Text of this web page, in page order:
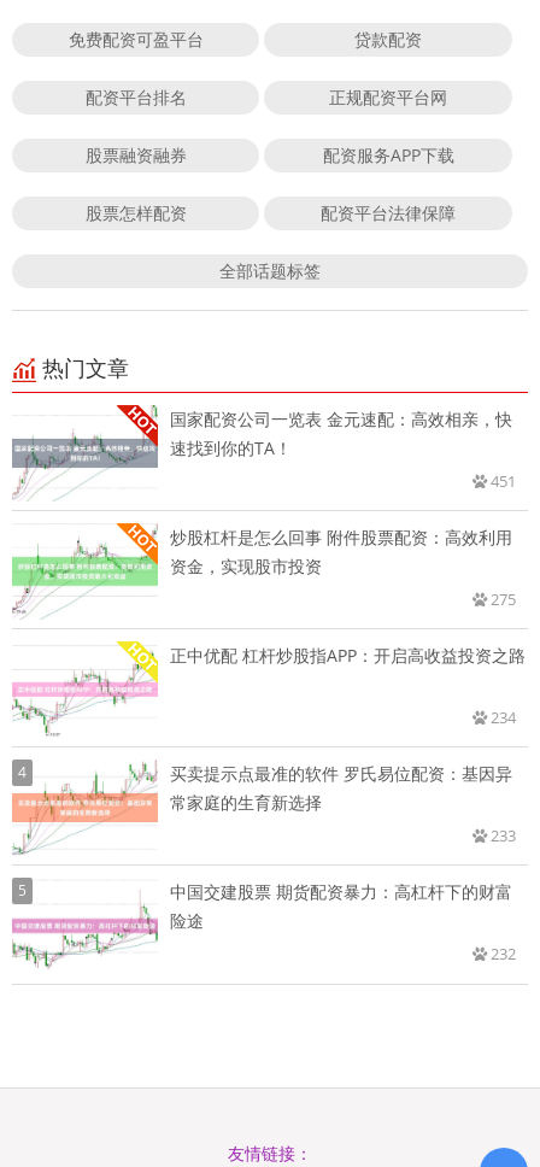
免费配资可盈平台 贷款配资
配资平台排名 正规配资平台网
股票融资融券 配资服务APP下载
股票怎样配资 配资平台法律保障
全部话题标签
热门文章
国家配资公司一览表 金元速配：高效相亲，快
速找到你的TA！
451
炒股杠杆是怎么回事 附件股票配资：高效利用
资金，实现股市投资
275
正中优配 杠杆炒股指APP：开启高收益投资之路
234
4
买卖提示点最准的软件 罗氏易位配资：基因异
常家庭的生育新选择
233
5
中国交建股票 期货配资暴力：高杠杆下的财富
险途
232
友情链接：